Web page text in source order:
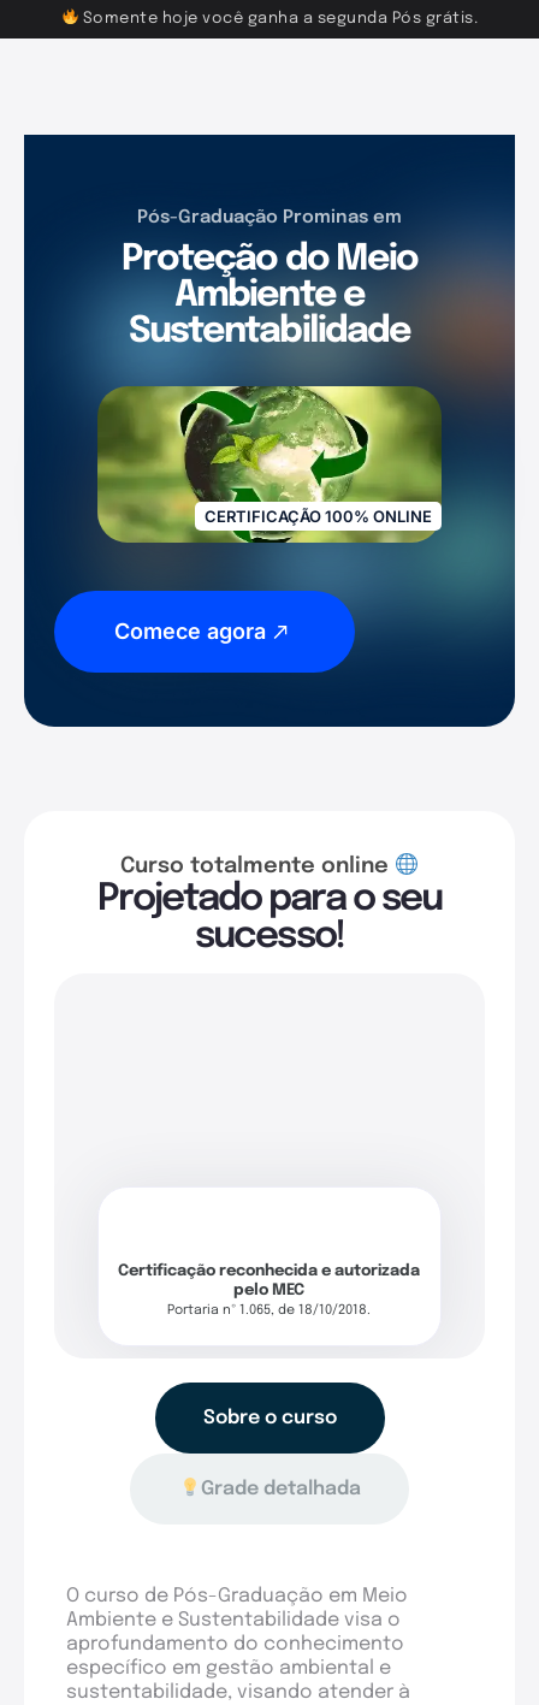
Somente hoje você ganha a segunda Pós grátis.
Pós-Graduação Prominas em
Proteção do Meio
Ambiente e
Sustentabilidade
CERTIFICAÇÃO 100% ONLINE
Comece agora
Curso totalmente online
Projetado para o seu
sucesso!
Certificação reconhecida e autorizada
pelo MEC
Portaria nº 1.065, de 18/10/2018.
Sobre o curso
Grade detalhada
O curso de Pós-Graduação em Meio
Ambiente e Sustentabilidade visa o
aprofundamento do conhecimento
específico em gestão ambiental e
sustentabilidade, visando atender à